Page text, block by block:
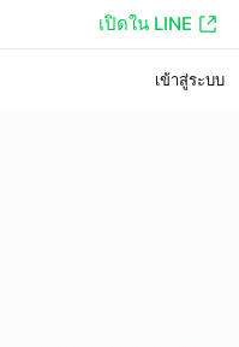
เปิดใน LINE
เข้าสู่ระบบ